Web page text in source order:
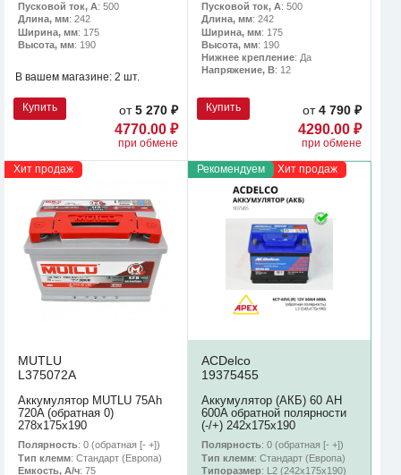
Пусковой ток, А: 500
Длина, мм: 242
Ширина, мм: 175
Высота, мм: 190
В вашем магазине: 2 шт.
Купить от5 270 ₽
4770.00 ₽
при обмене
Пусковой ток, А: 500
Длина, мм: 242
Ширина, мм: 175
Высота, мм: 190
Нижнее крепление: Да
Напряжение, В: 12
Купить от4 790 ₽
4290.00 ₽
при обмене
Хит продаж
MUTLU
L375072A
Аккумулятор MUTLU 75Ah
720A (обратная 0)
278x175x190
Полярность: 0 (обратная [- +])
Тип клемм: Стандарт (Европа)
Емкость, А/ч: 75
Рекомендуем Хит продаж
ACDelco
19375455
Аккумулятор (АКБ) 60 AH
600A обратной полярности
(-/+) 242х175х190
Полярность: 0 (обратная [- +])
Тип клемм: Стандарт (Европа)
Типоразмер: L2 (242х175х190)